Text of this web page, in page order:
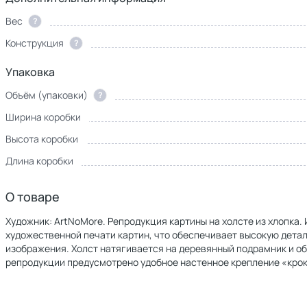
Вес ?
Конструкция ?
Упаковка
Объём (упаковки) ?
Ширина коробки
Высота коробки
Длина коробки
О товаре
Художник: ArtNoMore. Репродукция картины на холсте из
художественной печати картин, что обеспечивает высокую
изображения. Холст натягивается на деревянный подрамник и
репродукции предусмотрено удобное настенное крепление